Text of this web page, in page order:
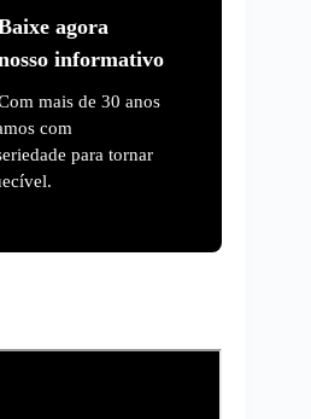
agora
informativo
mais de 30 anos
com
para tornar